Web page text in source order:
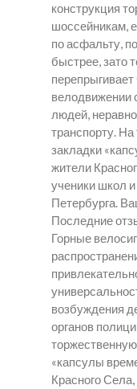
конструкция
шоссейникам,
по асфальту,
быстрее, зато
велодвижении
людей,
транспорту.
закладки
жители
ученики школ
Петербурга.
Последние
Горные
возбуждения
органов
«капсулы
Красного